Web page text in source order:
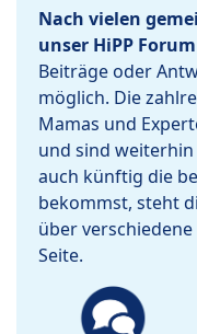
Nach vielen
unser HiPP
Beiträge oder
möglich. Die
Mamas und
und sind
auch künftig die
bekommst, steht
über
Seite.